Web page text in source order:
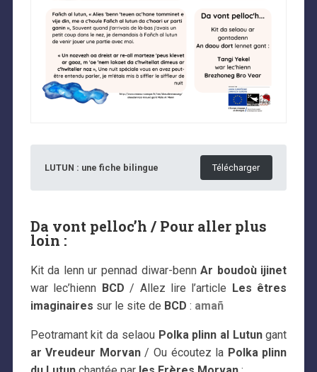
LUTUN : une fiche bilingue Télécharger
Da vont pelloc’h / Pour aller plus
loin :
Kit da lenn ur pennad diwar-bennAr boudoù ijinet
war lec’hienn BCD / Allez lire l’article
Les êtres
imaginaires sur le site de BCD : amañ
Peotramant kit da selaou Polka plinn al Lutungant
ar Vreudeur Morvan/ Ou écoutez la Polka plinn